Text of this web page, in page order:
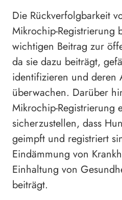
Die Rückverfolgbarkeit
Mikrochip-Registrierung
wichtigen Beitrag zur
da sie dazu beiträgt,
identifizieren und deren
überwachen. Darüber
Mikrochip-Registrierung
sicherzustellen, dass
geimpft und registriert
Eindämmung von
Einhaltung von
beiträgt.